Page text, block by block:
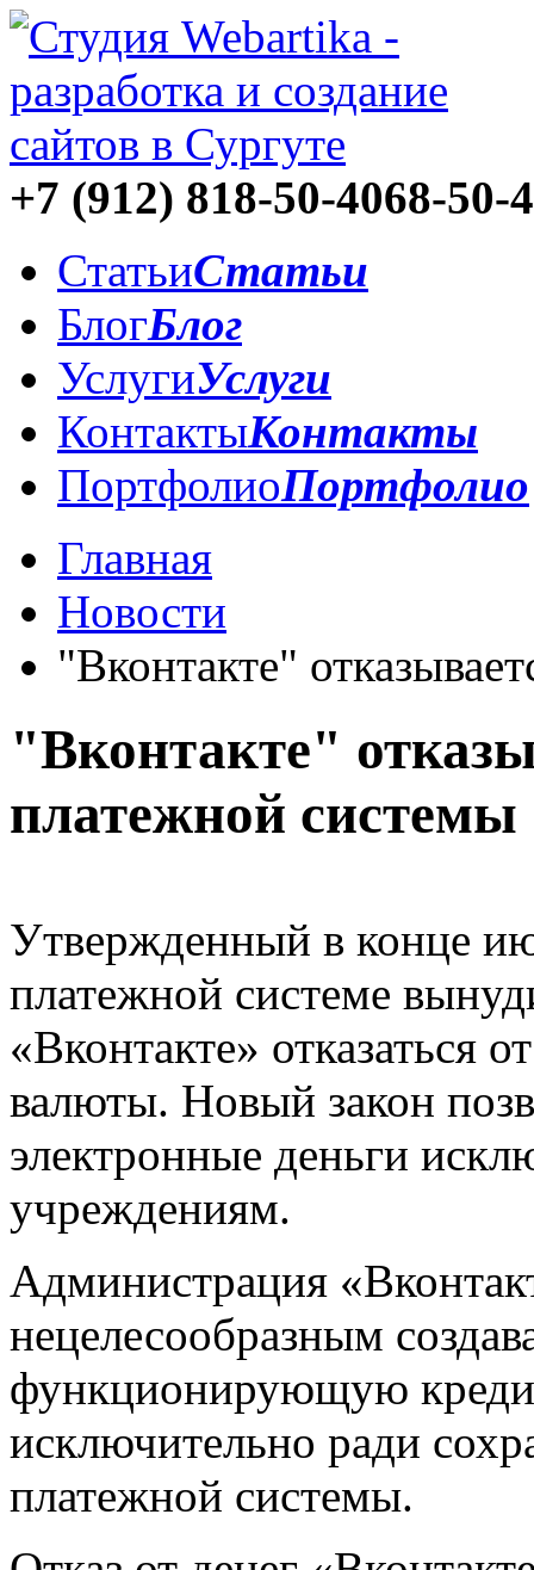
+7 (912) 818-50-4068-50-
СтатьиСтатьи
БлогБлог
УслугиУслуги
КонтактыКонтакты
ПортфолиоПортфолио
Главная
Новости
"Вконтакте"
"Вконтакте"
платежной системы
Утвержденный в конце
платежной системе
«Вконтакте» отказаться
валюты. Новый закон
электронные деньги
учреждениям.
Администрация
нецелесообразным
функционирующую
исключительно ради
платежной системы.